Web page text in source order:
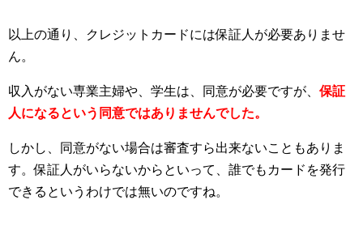
以上の通り、クレジットカードには保証人が必要ありませ
ん。
収入がない専業主婦や、学生は、同意が必要ですが、 保証
人になるという同意ではありませんでした。
しかし、同意がない場合は審査すら出来ないこともありま
す。保証人がいらないからといって、誰でもカードを発行
できるというわけでは無いのですね。